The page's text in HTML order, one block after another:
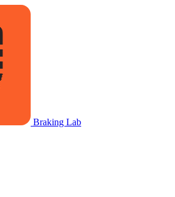
Braking Lab